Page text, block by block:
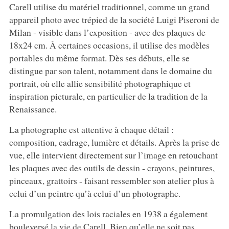
Carell utilise du matériel traditionnel, comme un grand
appareil photo avec trépied de la société Luigi Piseroni de
Milan - visible dans l’exposition - avec des plaques de
18x24 cm. À certaines occasions, il utilise des modèles
portables du même format. Dès ses débuts, elle se
distingue par son talent, notamment dans le domaine du
portrait, où elle allie sensibilité photographique et
inspiration picturale, en particulier de la tradition de la
Renaissance.
La photographe est attentive à chaque détail :
composition, cadrage, lumière et détails. Après la prise de
vue, elle intervient directement sur l’image en retouchant
les plaques avec des outils de dessin - crayons, peintures,
pinceaux, grattoirs - faisant ressembler son atelier plus à
celui d’un peintre qu’à celui d’un photographe.
La promulgation des lois raciales en 1938 a également
bouleversé la vie de Carell. Bien qu’elle ne soit pas